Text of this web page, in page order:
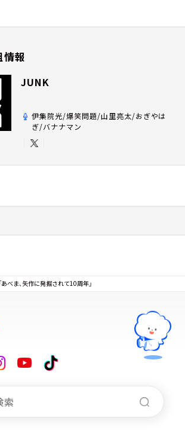
情報
JUNK
伊集院光/爆笑問題/山里亮太/おぎやは
ぎ/バナナマン
べま、矢作に発掘されて10周年」